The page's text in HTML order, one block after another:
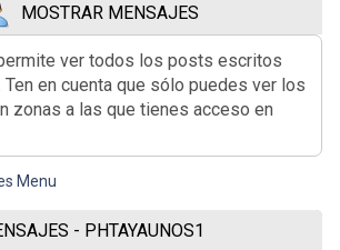
MOSTRAR MENSAJES
ver todos los posts escritos
en cuenta que sólo puedes ver los
zonas a las que tienes acceso en
Menu
- PHTAYAUNOS1